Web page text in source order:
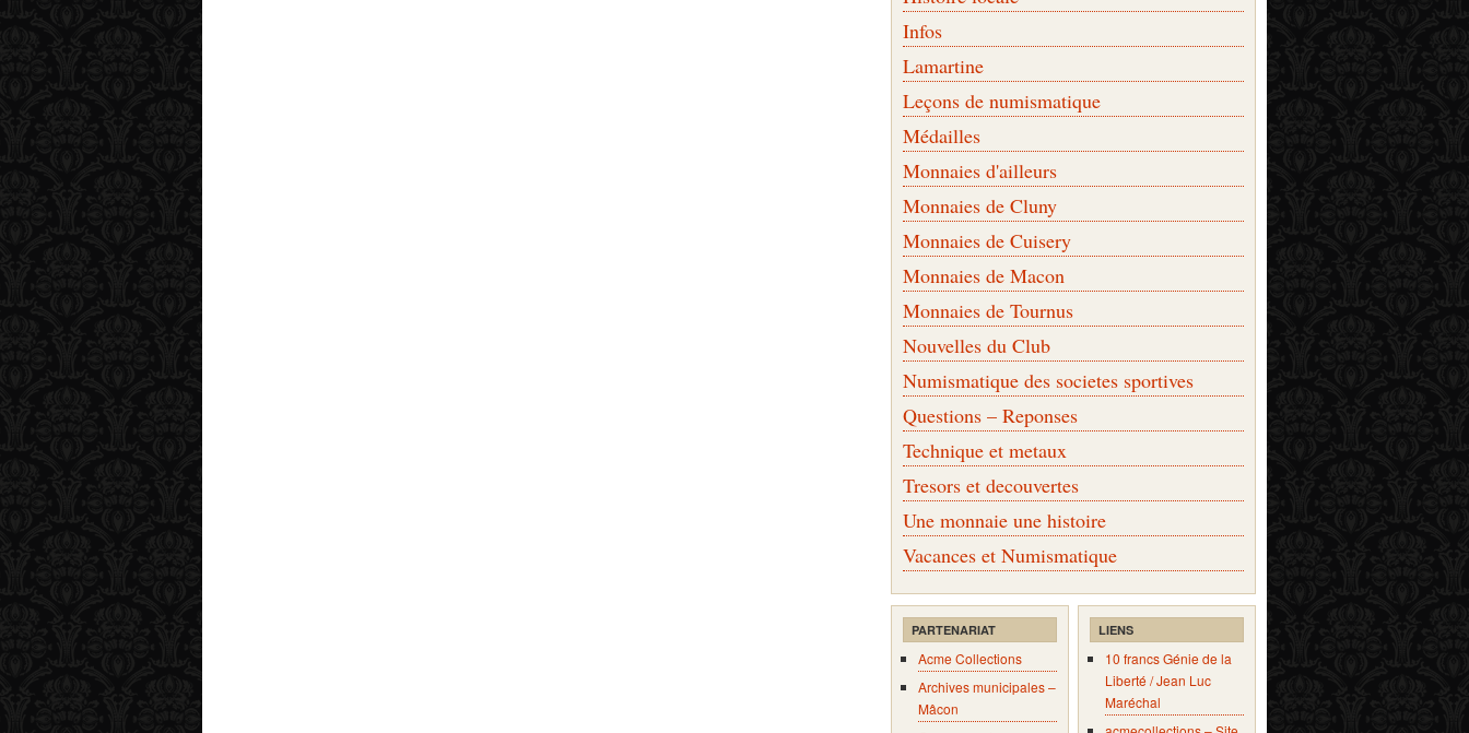
Infos
Lamartine
Leçons de numismatique
Médailles
Monnaies d'ailleurs
Monnaies de Cluny
Monnaies de Cuisery
Monnaies de Macon
Monnaies de Tournus
Nouvelles du Club
Numismatique des societes sportives
Questions – Reponses
Technique et metaux
Tresors et decouvertes
Une monnaie une histoire
Vacances et Numismatique
PARTENARIAT
Acme Collections
Archives municipales –
Mâcon
LIENS
10 francs Génie de la
Liberté / Jean Luc
Maréchal